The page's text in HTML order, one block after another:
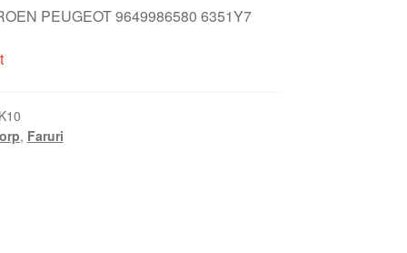
PEUGEOT 9649986580 6351Y7
, Faruri